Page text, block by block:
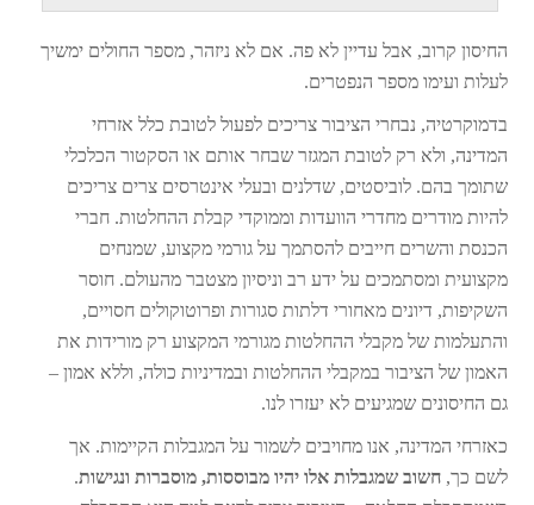
החיסון קרוב, אבל עדיין לא פה. אם לא ניזהר, מספר החולים ימשיך
לעלות ועימו מספר הנפטרים.
בדמוקרטיה, נבחרי הציבור צריכים לפעול לטובת כלל אזרחי
המדינה, ולא רק לטובת המגזר שבחר אותם או הסקטור הכלכלי
שתומך בהם. לוביסטים, שדלנים ובעלי אינטרסים צרים צריכים
להיות מודרים מחדרי הוועדות וממוקדי קבלת ההחלטות. חברי
הכנסת והשרים חייבים להסתמך על גורמי מקצוע, שמנחים
מקצועית ומסתמכים על ידע רב וניסיון מצטבר מהעולם. חוסר
השקיפות, דיונים מאחורי דלתות סגורות ופרוטוקולים חסויים,
והתעלמות של מקבלי ההחלטות מגורמי המקצוע רק מורידות את
האמון של הציבור במקבלי ההחלטות ובמדיניות כולה, וללא אמון –
גם החיסונים שמגיעים לא יעזרו לנו.
כאזרחי המדינה, אנו מחויבים לשמור על המגבלות הקיימות. אך
לשם כך,חשוב שמגבלות אלו יהיו מבוססות, מוסברות ונגישות.